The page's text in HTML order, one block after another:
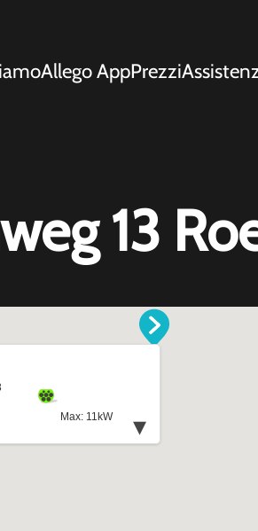
Allego AppPrezzi
13